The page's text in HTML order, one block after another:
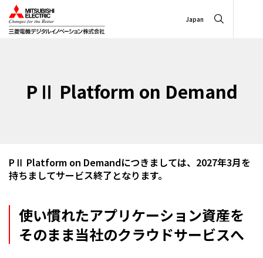
Japan
PⅡ Platform on Demand
PⅡ Platform on Demandにつきましては、2027年3月を
持ちましてサービス終了となります。
使い慣れたアプリケーション資産を
そのまま当社のクラウドサービスへ